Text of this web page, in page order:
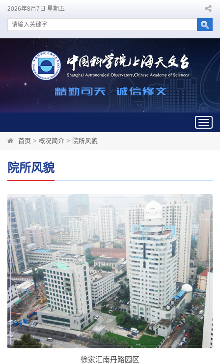
2026年8月7日 星期五
首页 > 概况简介 > 院所风貌
院所风貌
徐家汇南丹路园区